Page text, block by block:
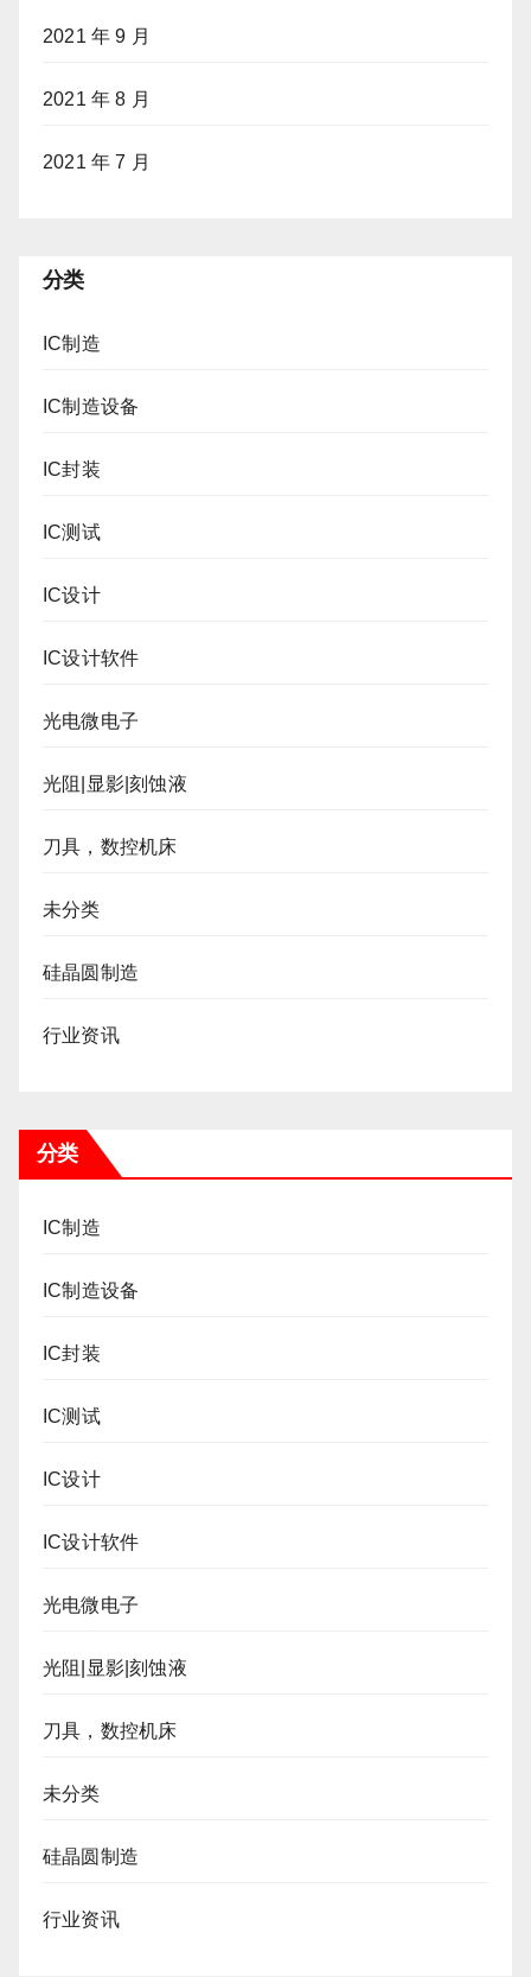
2021 年 9 月
2021 年 8 月
2021 年 7 月
分类
IC制造
IC制造设备
IC封装
IC测试
IC设计
IC设计软件
光电微电子
光阻|显影|刻蚀液
刀具，数控机床
未分类
硅晶圆制造
行业资讯
分类
IC制造
IC制造设备
IC封装
IC测试
IC设计
IC设计软件
光电微电子
光阻|显影|刻蚀液
刀具，数控机床
未分类
硅晶圆制造
行业资讯